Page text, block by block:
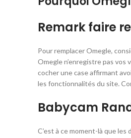
Remark faire
Pour remplacer Omegle,
Omegle n’enregistre pas
cocher une case affirmant
les fonctionnalités du site.
Babycam
C’est à ce moment-là que